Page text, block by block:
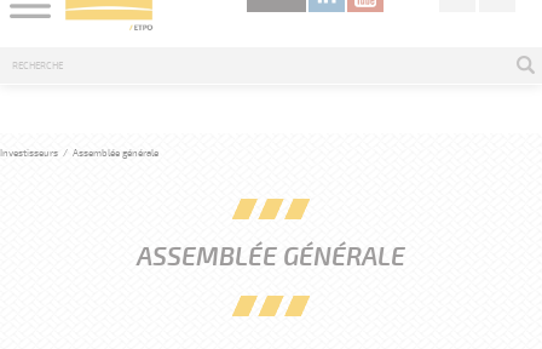
Investisseurs / Assemblée générale
ASSEMBLÉE GÉNÉRALE